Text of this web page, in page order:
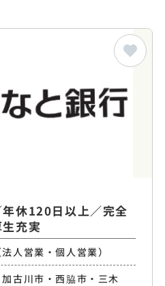
休120日以上／完全
充実
人営業・個人営業）
古川市・西脇市・三木